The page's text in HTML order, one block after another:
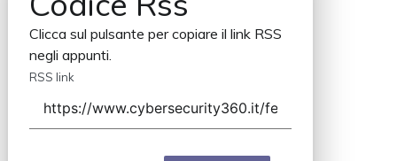
Clicca sul pulsante per copiare il link RSS
negli appunti.
RSS link